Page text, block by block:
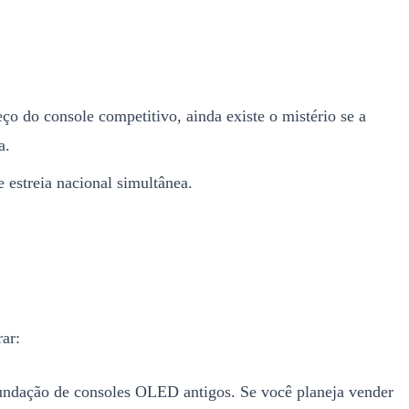
do console competitivo, ainda existe o mistério se a
estreia nacional simultânea.
de consoles OLED antigos. Se você planeja vender